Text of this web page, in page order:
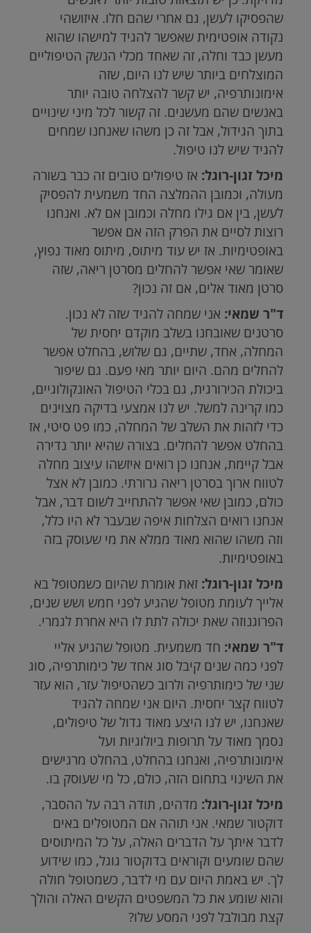
שהפסיקו לעשן, גם אחרי שהם חלו. איזושהי
נקודה אופטימית שאפשר להגיד למישהו שהוא
מעשן כבד וחלה, זה שאחד מכלי הנשק הטיפוליים
המוצלחים ביותר שיש לנו היום, שזה
אימונותרפיה, יש קשר להצלחה טובה יותר
באנשים שהם מעשנים. זה קשור לכל מיני שינויים
בתוך הגידול, אבל זה כן משהו שאנחנו שמחים
להגיד שיש לנו טיפול.
מיכל זגון-רוגל: אז טיפולים טובים זה כבר בשורה
מעולה, וכמובן ההמלצה החד משמעית להפסיק
לעשן, בין אם גילו מחלה וכמובן אם לא. ואנחנו
רוצות לסיים את הפרק הזה אם אפשר
באופטימיות. אז יש עוד מיתוס, מיתוס מאוד נפוץ,
שאומר שאי אפשר להחלים מסרטן ריאה, שזה
סרטן מאוד אלים, אם זה נכון?
ד"ר שמאי: אני שמחה להגיד שזה לא נכון.
סרטנים שאובחנו בשלב מוקדם יחסית של
המחלה, אחד, שתיים, גם שלוש, בהחלט אפשר
להחלים מהם. היום יותר מאי פעם. גם שיפור
ביכולת הכירורגית, גם בכלי הטיפול האונקולוגיים,
כמו קרינה למשל. יש לנו אמצעי בדיקה מצוינים
כדי לזהות את השלב של המחלה, כמו פט סיטי, אז
בהחלט אפשר להחלים. בצורה שהיא יותר נדירה
אבל קיימת, אנחנו כן רואים איזשהו עיצוב מחלה
לטווח ארוך בסרטן ריאה גרורתי. כמובן לא אצל
כולם, כמובן שאי אפשר להתחייב לשום דבר, אבל
אנחנו רואים הצלחות איפה שבעבר לא היו כלל,
וזה משהו שהוא מאוד ממלא את מי שעוסק בזה
באופטימיות.
מיכל זגון-רוגל: זאת אומרת שהיום כשמטופל בא
אלייך לעומת מטופל שהגיע לפני חמש ושש שנים,
הפרוגנוזה שאת יכולה לתת לו היא אחרת לגמרי.
ד"ר שמאי: חד משמעית. מטופל שהגיע אליי
לפני כמה שנים קיבל סוג אחד של כימותרפיה, סוג
שני של כימותרפיה ולרוב כשהטיפול עזר, הוא עזר
לטווח קצר יחסית. היום אני שמחה להגיד
שאנחנו, יש לנו היצע מאוד גדול של טיפולים,
נסמך מאוד על תרופות ביולוגיות ועל
אימונותרפיה, ואנחנו בהחלט, בהחלט מרגישים
את השינוי בתחום הזה, כולם, כל מי שעוסק בו.
מיכל זגון-רוגל: מדהים, תודה רבה על ההסבר,
דוקטור שמאי. אני תוהה אם המטופלים באים
לדבר איתך על הדברים האלה, על כל המיתוסים
שהם שומעים וקוראים בדוקטור גוגל, כמו שידוע
לך. יש באמת היום עם מי לדבר, כשמטופל חולה
והוא שומע את כל המשפטים הקשים האלה והולך
קצת מבולבל לפני המסע שלו?